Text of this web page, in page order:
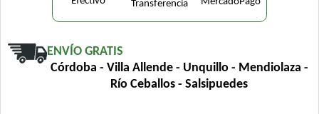
Transferencia
ENVÍO GRATIS
Córdoba - Villa Allende - Unquillo - Mendiolaza -
Río Ceballos - Salsipuedes